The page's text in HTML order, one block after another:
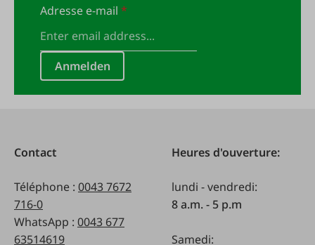
Adresse e-mail*
Anmelden
Contact
Téléphone : 0043 7672
716-0
WhatsApp : 0043 677
63514619
Heures d'ouverture:
lundi - vendredi:
8 a.m. - 5 p.m
Samedi: